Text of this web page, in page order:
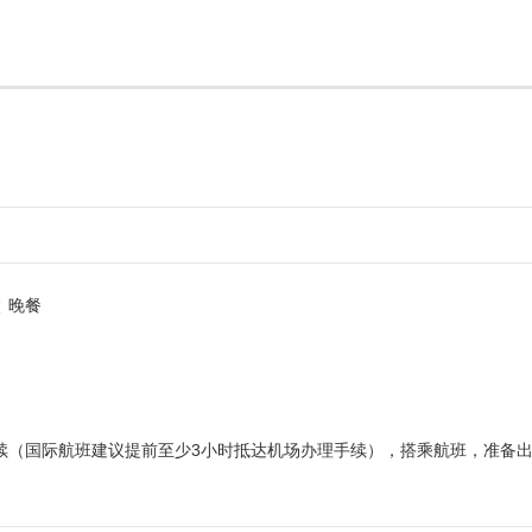
晚餐
国际航班建议提前至少3小时抵达机场办理手续），搭乘航班，准备